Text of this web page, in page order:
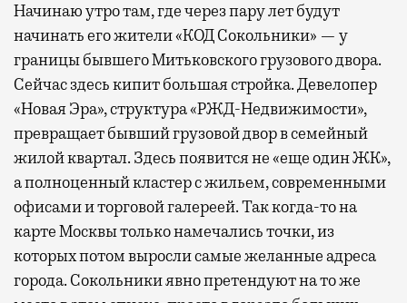
Начинаю утро там, где через пару лет будут
начинать его жители «КОД Сокольники» — у
границы бывшего Митьковского грузового двора.
Сейчас здесь кипит большая стройка. Девелопер
«Новая Эра», структура «РЖД-Недвижимости»,
превращает бывший грузовой двор в семейный
жилой квартал. Здесь появится не «еще один ЖК»,
а полноценный кластер с жильем, современными
офисами и торговой галереей. Так когда-то на
карте Москвы только намечались точки, из
которых потом выросли самые желанные адреса
города. Сокольники явно претендуют на то же